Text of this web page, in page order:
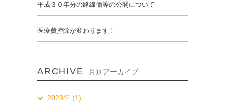
平成３０年分の路線価等の公開について
医療費控除が変わります！
ARCHIVE 月別アーカイブ
2023年 (1)